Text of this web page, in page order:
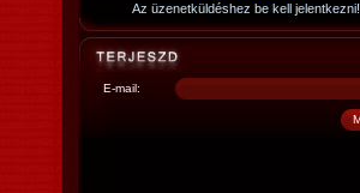
Az üzenetküldéshez be kell jelentkezni!
E-mail: